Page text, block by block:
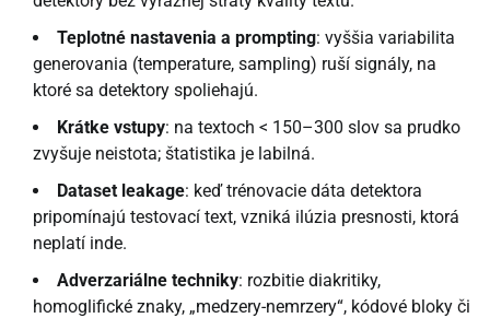
Teplotné nastavenia a prompting: vyššia variabilita
generovania (temperature, sampling) ruší signály, na
ktoré sa detektory spoliehajú.
Krátke vstupy: na textoch < 150–300 slov sa prudko
zvyšuje neistota; štatistika je labilná.
Dataset leakage: keď trénovacie dáta detektora
pripomínajú testovací text, vzniká ilúzia presnosti, ktorá
neplatí inde.
Adverzariálne techniky: rozbitie diakritiky,
homoglifické znaky, „medzery-nemrzery“, kódové bloky či